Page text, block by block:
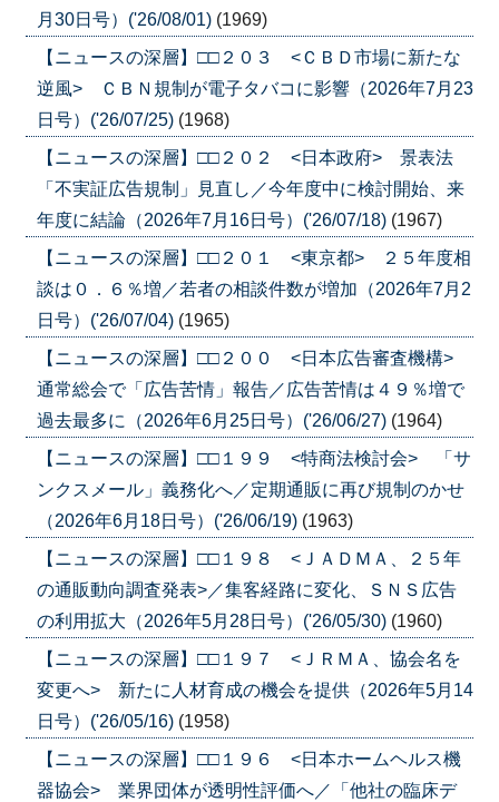
月30日号）('26/08/01) (1969)
【ニュースの深層】□□２０３ <ＣＢＤ市場に新たな
逆風> ＣＢＮ規制が電子タバコに影響（2026年7月23
日号）('26/07/25) (1968)
【ニュースの深層】□□２０２ <日本政府> 景表法
「不実証広告規制」見直し／今年度中に検討開始、来
年度に結論（2026年7月16日号）('26/07/18) (1967)
【ニュースの深層】□□２０１ <東京都> ２５年度相
談は０．６％増／若者の相談件数が増加（2026年7月2
日号）('26/07/04) (1965)
【ニュースの深層】□□２００ <日本広告審査機構>
通常総会で「広告苦情」報告／広告苦情は４９％増で
過去最多に（2026年6月25日号）('26/06/27) (1964)
【ニュースの深層】□□１９９ <特商法検討会> 「サ
ンクスメール」義務化へ／定期通販に再び規制のかせ
（2026年6月18日号）('26/06/19) (1963)
【ニュースの深層】□□１９８ <ＪＡＤＭＡ、２５年
の通販動向調査発表>／集客経路に変化、ＳＮＳ広告
の利用拡大（2026年5月28日号）('26/05/30) (1960)
【ニュースの深層】□□１９７ <ＪＲＭＡ、協会名を
変更へ> 新たに人材育成の機会を提供（2026年5月14
日号）('26/05/16) (1958)
【ニュースの深層】□□１９６ <日本ホームヘルス機
器協会> 業界団体が透明性評価へ／「他社の臨床デ